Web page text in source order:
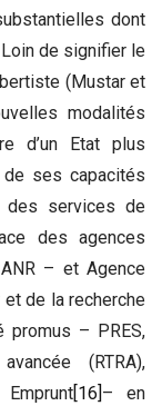
dont
de signifier le
(Mustar et
modalités
d’un Etat plus
ses capacités
des services de
des agences
– et Agence
et de la recherche
– PRES,
(RTRA),
[16] – en